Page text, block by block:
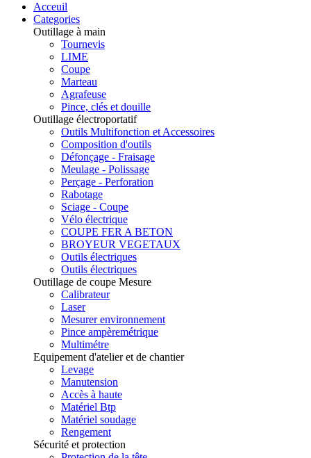
Acceuil
Categories
Outillage à main
Tournevis
LIME
Coupe
Marteau
Agrafeuse
Pince, clés et douille
Outillage électroportatif
Outils Multifonction et Accessoires
Composition d'outils
Défonçage - Fraisage
Meulage - Polissage
Perçage - Perforation
Rabotage
Sciage - Coupe
Vélo électrique
COUPE FER A BETON
BROYEUR VEGETAUX
Outils électriques
Outils électriques
Outillage de coupe Mesure
Calibrateur
Laser
Mesurer environnement
Pince ampèremétrique
Multimétre
Equipement d'atelier et de chantier
Levage
Manutension
Accès à haute
Matériel Btp
Matériel soudage
Rengement
Sécurité et protection